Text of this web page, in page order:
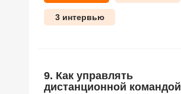
3 интервью
9. Как управлять
дистанционной командой